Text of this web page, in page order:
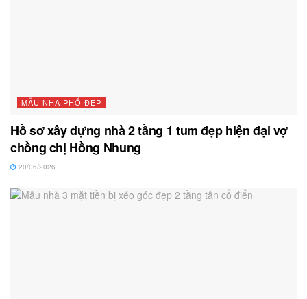
MẪU NHÀ PHỐ ĐẸP
Hồ sơ xây dựng nhà 2 tầng 1 tum đẹp hiện đại vợ
chồng chị Hồng Nhung
20/06/2026